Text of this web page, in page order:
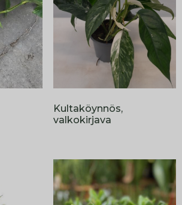
Kultaköynnös,
valkokirjava